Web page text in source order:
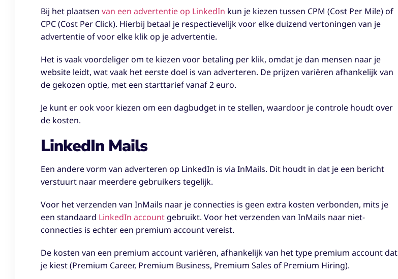
Bij het plaatsen van een advertentie op LinkedIn kun je kiezen tussen CPM (Cost Per Mile) of
CPC (Cost Per Click). Hierbij betaal je respectievelijk voor elke duizend vertoningen van je
advertentie of voor elke klik op je advertentie.
Het is vaak voordeliger om te kiezen voor betaling per klik, omdat je dan mensen naar je
website leidt, wat vaak het eerste doel is van adverteren. De prijzen variëren afhankelijk van
de gekozen optie, met een starttarief vanaf 2 euro.
Je kunt er ook voor kiezen om een dagbudget in te stellen, waardoor je controle houdt over
de kosten.
LinkedIn Mails
Een andere vorm van adverteren op LinkedIn is via InMails. Dit houdt in dat je een bericht
verstuurt naar meerdere gebruikers tegelijk.
Voor het verzenden van InMails naar je connecties is geen extra kosten verbonden, mits je
een standaard LinkedIn account gebruikt. Voor het verzenden van InMails naar niet-
connecties is echter een premium account vereist.
De kosten van een premium account variëren, afhankelijk van het type premium account dat
je kiest (Premium Career, Premium Business, Premium Sales of Premium Hiring).